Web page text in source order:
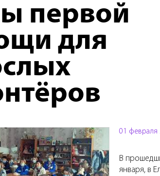
первой
для
01 февраля
В
января, в